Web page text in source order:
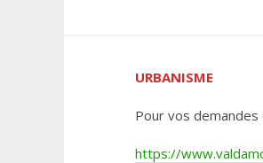
URBANISME
Pour vos demandes
https://